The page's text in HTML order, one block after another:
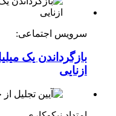
سرویس اجتماعی:
بازگرداندن یک
ازنایی